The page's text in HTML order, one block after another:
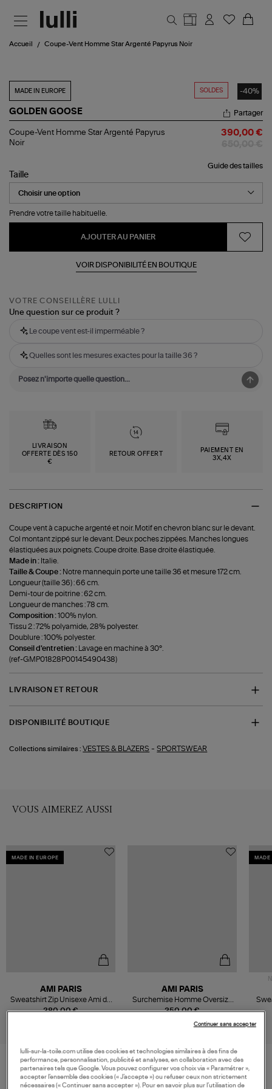
Accueil Coupe-Vent Homme Star Argenté Papyrus Noir
SOLDES -40%
MADE IN EUROPE
GOLDEN GOOSE
Coupe-
Vent
Argenté
Papyrus
Noir
Partager
Coupe-Vent Homme Star Argenté Papyrus
Noir
390,00 €
Guide des tailles
Taille
Prendre votre taille habituelle.
AJOUTER AU PANIER
VOIR DISPONIBILITÉ EN BOUTIQUE
VOTRE CONSEILLÈRE LULLI
Une question sur ce produit ?
Le coupe vent est-il imperméable ?
Quelles sont les mesures exactes pour la taille 36 ?
LIVRAISON
OFFERTE DÈS 150
€
RETOUR OFFERT
PAIEMENT EN
3X,4X
DESCRIPTION
Coupe vent à capuche argenté et noir. Motif en chevron blanc sur le devant.
Col montant zippé sur le devant. Deux poches zippées. Manches longues
élastiquées aux poignets. Coupe droite. Base droite élastiquée.
Made in : Italie.
Taille & Coupe : Notre mannequin porte une taille 36 et mesure 172 cm.
Longueur (taille 36) : 66 cm.
Demi-tour de poitrine : 62 cm.
Longueur de manches : 78 cm.
Composition :100% nylon.
Tissu 2 : 72% polyamide, 28% polyester.
Doublure : 100% polyester.
Conseil d'entretien : Lavage en machine à 30°.
(ref-GMP01828P00145490438)
LIVRAISON ET RETOUR
DISPONIBILITÉ BOUTIQUE
Collections similaires : VESTES & BLAZERS -SPORTSWEAR
VOUS AIMEREZ AUSSI
MADE IN EUROPE
380,00 €
AMI PARIS
Sweatshirt Zip Unisexe Ami de
Cœur Noir
350,00 €
AMI PARIS
Surchemise Homme Oversize
Ami de Cœur Bleu Used
MADE
VOS DERNIERS PRODUITS VUS
lulli-sur-la-toile.com utilise des cookies et technologies similaires à des fins de
performance, personnalisation, publicité et analyses, en collaboration avec des
partenaires tels que Google. Vous pouvez configurer vos choix via « Paramétrer »,
accepter l’ensemble des cookies (« J’accepte ») ou refuser ceux non strictement
nécessaires (« Continuer sans accepter »). Pour en savoir plus sur l’utilisation de
Continuer sans accepter